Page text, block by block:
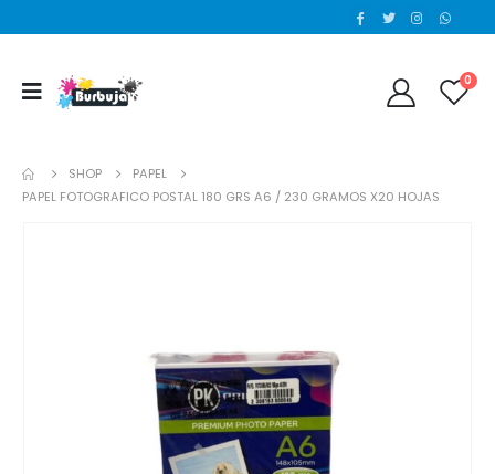
0
SHOP
PAPEL
PAPEL FOTOGRAFICO POSTAL 180 GRS A6 / 230 GRAMOS X20 HOJAS